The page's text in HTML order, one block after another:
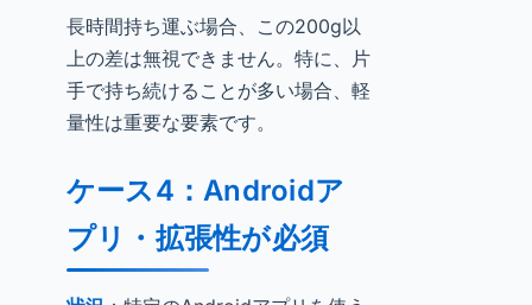
長時間持ち運ぶ場合、この200g以
上の差は無視できません。特に、片
手で持ち続けることが多い場合、軽
量性は重要な要素です。
ケース4：Androidア
プリ・拡張性が必須